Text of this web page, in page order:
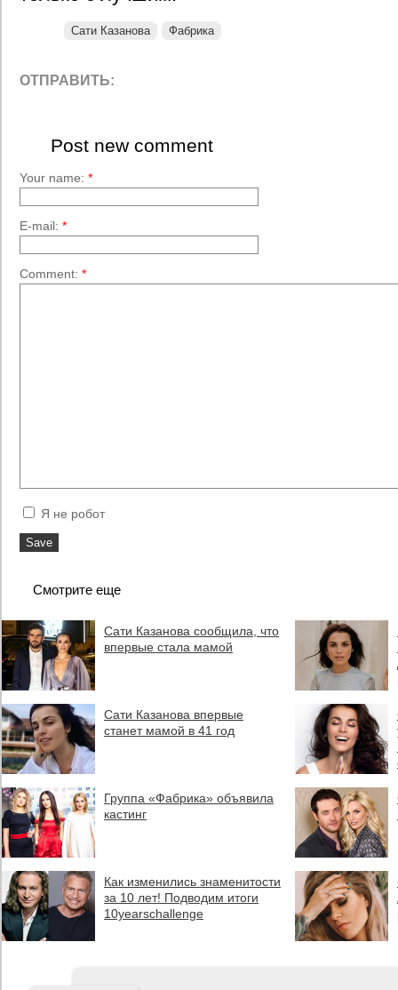
Сати Казанова Фабрика
ОТПРАВИТЬ:
Post new comment
Your name: *
E-mail: *
Comment: *
Я не робот
Смотрите еще
Сати Казанова сообщила, что
впервые стала мамой
Сати Казанова впервые
станет мамой в 41 год
Группа «Фабрика» объявила
кастинг
Как изменились знаменитости
за 10 лет! Подводим итоги
10yearschallenge